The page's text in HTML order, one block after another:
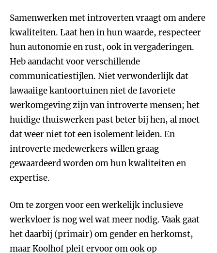
Samenwerken met introverten vraagt om andere
kwaliteiten. Laat hen in hun waarde, respecteer
hun autonomie en rust, ook in vergaderingen.
Heb aandacht voor verschillende
communicatiestijlen. Niet verwonderlijk dat
lawaaiige kantoortuinen niet de favoriete
werkomgeving zijn van introverte mensen; het
huidige thuiswerken past beter bij hen, al moet
dat weer niet tot een isolement leiden. En
introverte medewerkers willen graag
gewaardeerd worden om hun kwaliteiten en
expertise.
Om te zorgen voor een werkelijk inclusieve
werkvloer is nog wel wat meer nodig. Vaak gaat
het daarbij (primair) om gender en herkomst,
maar Koolhof pleit ervoor om ook op